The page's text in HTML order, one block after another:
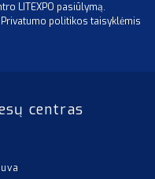
LITEXPO pasiūlymą.
politikos taisyklėmis
centras